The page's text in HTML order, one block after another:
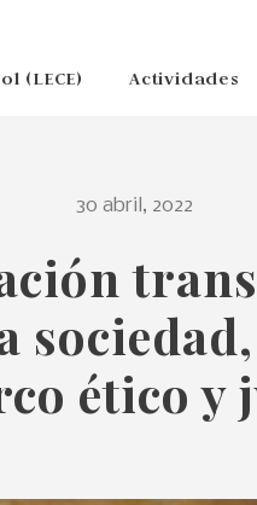
(LECE) Actividades
30 abril, 2022
ético y